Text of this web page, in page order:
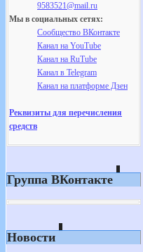
9583521@mail.ru
Мы в социальных сетях:
Сообщество ВКонтакте
Канал на YouTube
Канал на RuTube
Канал в Telegram
Канал на платформе Дзен
Реквизиты для перечисления
средств
Группа ВКонтакте
Новости